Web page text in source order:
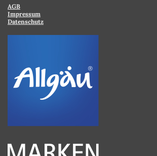
AGB
Impressum
Datenschutz